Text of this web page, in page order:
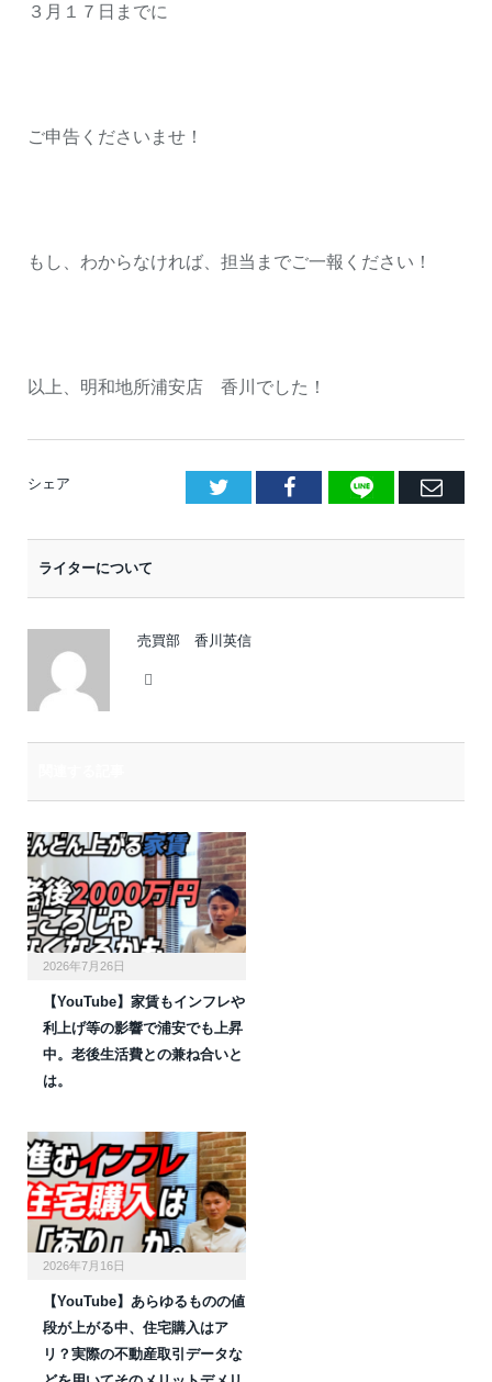
３月１７日までに
ご申告くださいませ！
もし、わからなければ、担当までご一報ください！
以上、明和地所浦安店 香川でした！
シェア Facebook
LINE
E
ライターについて
売買部 香川英信
2026年7月26日
【YouTube】家賃もインフレや
利上げ等の影響で浦安でも上昇
中。老後生活費との兼ね合いと
は。
2026年7月16日
【YouTube】あらゆるものの値
段が上がる中、住宅購入はア
リ？実際の不動産取引データな